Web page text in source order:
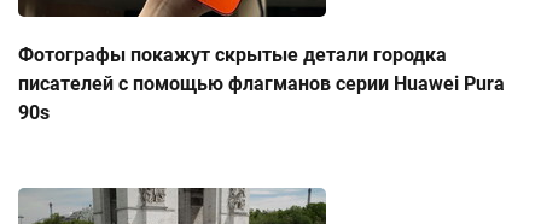
Фотографы покажут скрытые детали городка
писателей с помощью флагманов серии Huawei Pura
90s